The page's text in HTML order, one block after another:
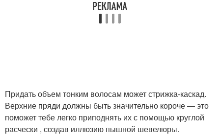
Придать объем тонким волосам может стрижка-каскад.
Верхние пряди должны быть значительно короче — это
поможет тебе легко приподнять их с помощью круглой
расчески , создав иллюзию пышной шевелюры.